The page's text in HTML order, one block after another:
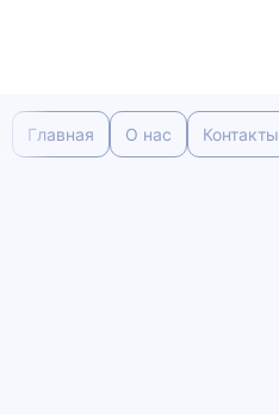
Главная О нас Контакты